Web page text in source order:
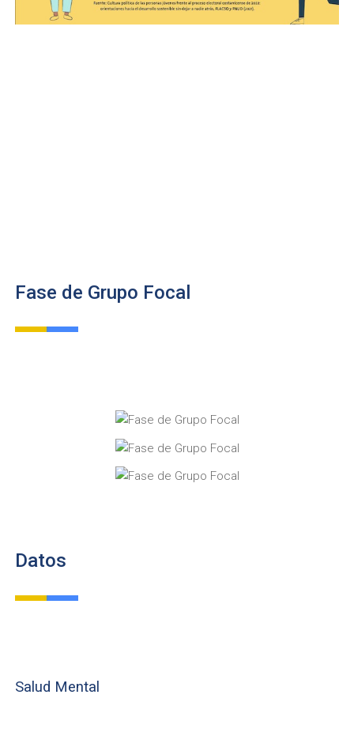
Fase de Grupo Focal
Datos
Salud Mental